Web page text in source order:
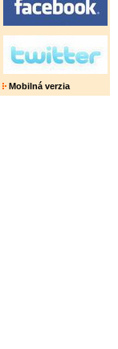
Mobilná verzia